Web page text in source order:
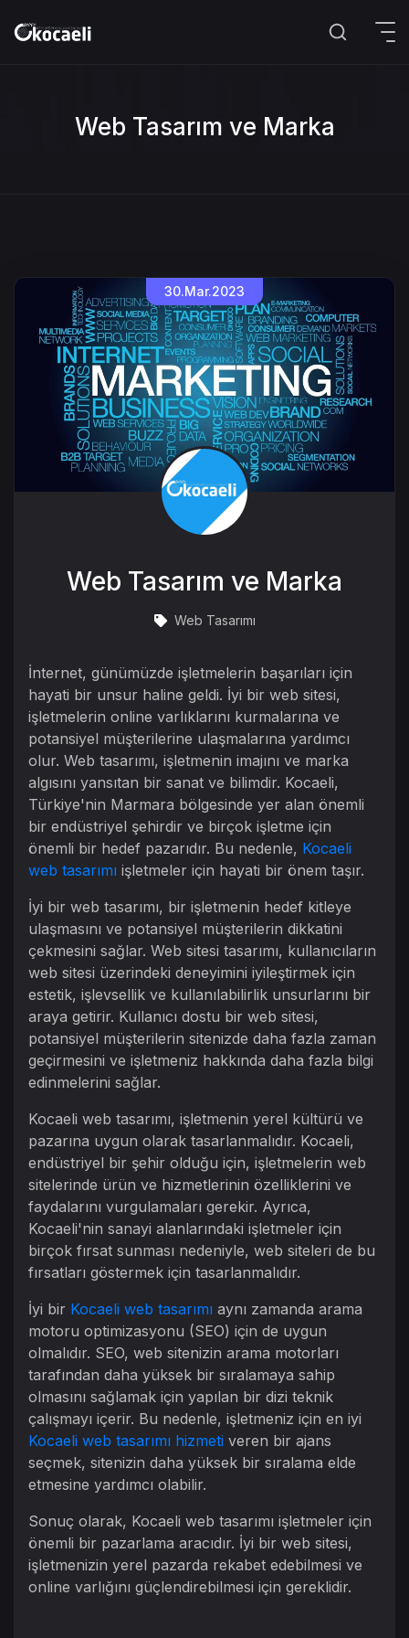
Web Tasarım ve Marka
30.Mar.2023
Web Tasarım ve Marka
Web Tasarımı
İnternet, günümüzde işletmelerin başarıları için
hayati bir unsur haline geldi. İyi bir web sitesi,
işletmelerin online varlıklarını kurmalarına ve
potansiyel müşterilerine ulaşmalarına yardımcı
olur. Web tasarımı, işletmenin imajını ve marka
algısını yansıtan bir sanat ve bilimdir. Kocaeli,
Türkiye'nin Marmara bölgesinde yer alan önemli
bir endüstriyel şehirdir ve birçok işletme için
önemli bir hedef pazarıdır. Bu nedenle, Kocaeli
web tasarımı işletmeler için hayati bir önem taşır.
İyi bir web tasarımı, bir işletmenin hedef kitleye
ulaşmasını ve potansiyel müşterilerin dikkatini
çekmesini sağlar. Web sitesi tasarımı, kullanıcıların
web sitesi üzerindeki deneyimini iyileştirmek için
estetik, işlevsellik ve kullanılabilirlik unsurlarını bir
araya getirir. Kullanıcı dostu bir web sitesi,
potansiyel müşterilerin sitenizde daha fazla zaman
geçirmesini ve işletmeniz hakkında daha fazla bilgi
edinmelerini sağlar.
Kocaeli web tasarımı, işletmenin yerel kültürü ve
pazarına uygun olarak tasarlanmalıdır. Kocaeli,
endüstriyel bir şehir olduğu için, işletmelerin web
sitelerinde ürün ve hizmetlerinin özelliklerini ve
faydalarını vurgulamaları gerekir. Ayrıca,
Kocaeli'nin sanayi alanlarındaki işletmeler için
birçok fırsat sunması nedeniyle, web siteleri de bu
fırsatları göstermek için tasarlanmalıdır.
İyi bir Kocaeli web tasarımı aynı zamanda arama
motoru optimizasyonu (SEO) için de uygun
olmalıdır. SEO, web sitenizin arama motorları
tarafından daha yüksek bir sıralamaya sahip
olmasını sağlamak için yapılan bir dizi teknik
çalışmayı içerir. Bu nedenle, işletmeniz için en iyi
Kocaeli web tasarımı hizmeti veren bir ajans
seçmek, sitenizin daha yüksek bir sıralama elde
etmesine yardımcı olabilir.
Sonuç olarak, Kocaeli web tasarımı işletmeler için
önemli bir pazarlama aracıdır. İyi bir web sitesi,
işletmenizin yerel pazarda rekabet edebilmesi ve
online varlığını güçlendirebilmesi için gereklidir.